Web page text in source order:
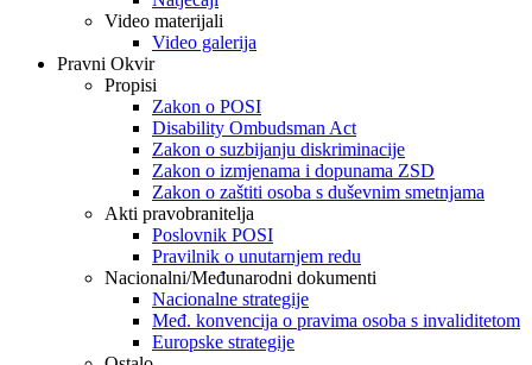
Video materijali
Video galerija
Pravni Okvir
Propisi
Zakon o POSI
Disability Ombudsman Act
Zakon o suzbijanju diskriminacije
Zakon o izmjenama i dopunama ZSD
Zakon o zaštiti osoba s duševnim smetnjama
Akti pravobranitelja
Poslovnik POSI
Pravilnik o unutarnjem redu
Nacionalni/Međunarodni dokumenti
Nacionalne strategije
Međ. konvencija o pravima osoba s invaliditetom
Europske strategije